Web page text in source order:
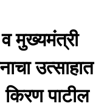
मुख्यमंत्री
उत्साहात
किरण पाटील